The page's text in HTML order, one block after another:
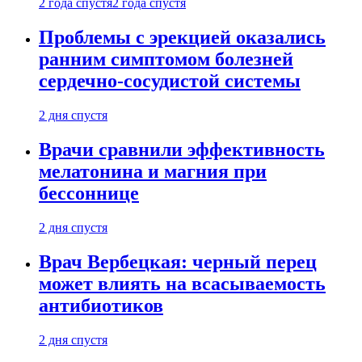
2 года спустя2 года спустя
Проблемы с эрекцией оказались
ранним симптомом болезней
сердечно-сосудистой системы
2 дня спустя
Врачи сравнили эффективность
мелатонина и магния при
бессоннице
2 дня спустя
Врач Вербецкая: черный перец
может влиять на всасываемость
антибиотиков
2 дня спустя